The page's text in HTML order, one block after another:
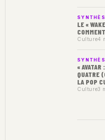
LE «
Culture4
«
QUATRE
LA POP
Culture3